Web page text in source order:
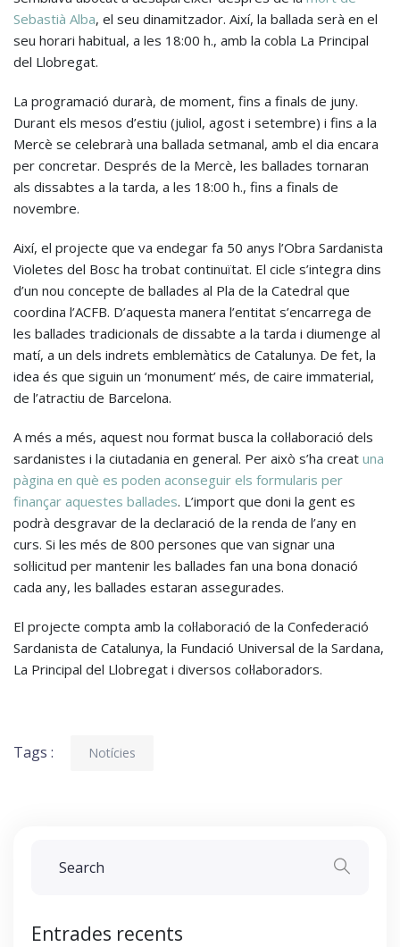
Sebastià Alba, el seu dinamitzador. Així, la ballada serà en el
seu horari habitual, a les 18:00 h., amb la cobla La Principal
del Llobregat.
La programació durarà, de moment, fins a finals de juny.
Durant els mesos d’estiu (juliol, agost i setembre) i fins a la
Mercè se celebrarà una ballada setmanal, amb el dia encara
per concretar. Després de la Mercè, les ballades tornaran
als dissabtes a la tarda, a les 18:00 h., fins a finals de
novembre.
Així, el projecte que va endegar fa 50 anys l’Obra Sardanista
Violetes del Bosc ha trobat continuïtat. El cicle s’integra dins
d’un nou concepte de ballades al Pla de la Catedral que
coordina l’ACFB. D’aquesta manera l’entitat s’encarrega de
les ballades tradicionals de dissabte a la tarda i diumenge al
matí, a un dels indrets emblemàtics de Catalunya. De fet, la
idea és que siguin un ‘monument’ més, de caire immaterial,
de l’atractiu de Barcelona.
A més a més, aquest nou format busca la col·laboració dels
sardanistes i la ciutadania en general. Per això s’ha creat una
pàgina en què es poden aconseguir els formularis per
finançar aquestes ballades. L’import que doni la gent es
podrà desgravar de la declaració de la renda de l’any en
curs. Si les més de 800 persones que van signar una
sol·licitud per mantenir les ballades fan una bona donació
cada any, les ballades estaran assegurades.
El projecte compta amb la col·laboració de la Confederació
Sardanista de Catalunya, la Fundació Universal de la Sardana,
La Principal del Llobregat i diversos col·laboradors.
Tags : Notícies
Entrades recents